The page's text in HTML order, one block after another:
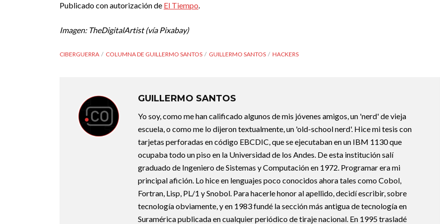
Publicado con autorización de El Tiempo.
Imagen: TheDigitalArtist (vía Pixabay)
CIBERGUERRA COLUMNA DE GUILLERMO SANTOS GUILLERMO SANTOS HACKERS
GUILLERMO SANTOS
Yo soy, como me han calificado algunos de mis jóvenes amigos, un 'nerd' de vieja
escuela, o como me lo dijeron textualmente, un 'old-school nerd'. Hice mi tesis con
tarjetas perforadas en código EBCDIC, que se ejecutaban en un IBM 1130 que
ocupaba todo un piso en la Universidad de los Andes. De esta institución salí
graduado de Ingeniero de Sistemas y Computación en 1972. Programar era mi
principal afición. Lo hice en lenguajes poco conocidos ahora tales como Cobol,
Fortran, Lisp, PL/1 y Snobol. Para hacerle honor al apellido, decidí escribir, sobre
tecnología obviamente, y en 1983 fundé la sección más antigua de tecnología en
Suramérica publicada en cualquier periódico de tiraje nacional. En 1995 trasladé